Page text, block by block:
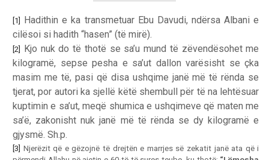
[1]
Hadithin e ka transmetuar Ebu Davudi, ndërsa Albani e
cilësoi si hadith “hasen” (të mirë).
[2]
Kjo nuk do të thotë se sa’u mund të zëvendësohet me
kilogramë, sepse pesha e sa’ut dallon varësisht se çka
masim me të, pasi që disa ushqime janë më të rënda se
tjerat, por autori ka sjellë këtë shembull për të na lehtësuar
kuptimin e sa’ut, meqë shumica e ushqimeve që maten me
sa’ë, zakonisht nuk janë më të rënda se dy kilogramë e
gjysmë. Sh.p.
[3] Njerëzit që e gëzojnë të drejtën e marrjes së zekatit janë ata që i